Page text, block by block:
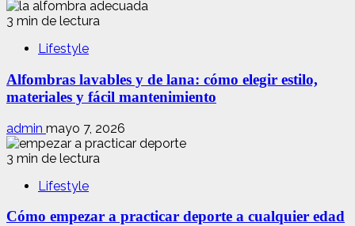
3 min de lectura
Lifestyle
Alfombras lavables y de lana: cómo elegir estilo,
materiales y fácil mantenimiento
admin mayo 7, 2026
3 min de lectura
Lifestyle
Cómo empezar a practicar deporte a cualquier edad